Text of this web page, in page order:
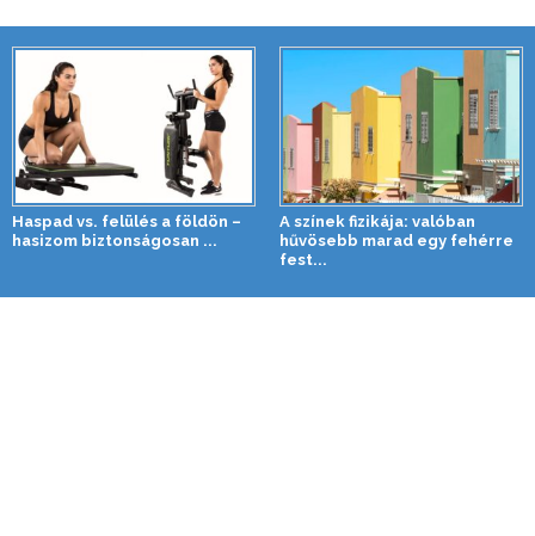
Haspad vs. felülés a földön –
hasizom biztonságosan ...
A színek fizikája: valóban
hűvösebb marad egy fehérre
fest...